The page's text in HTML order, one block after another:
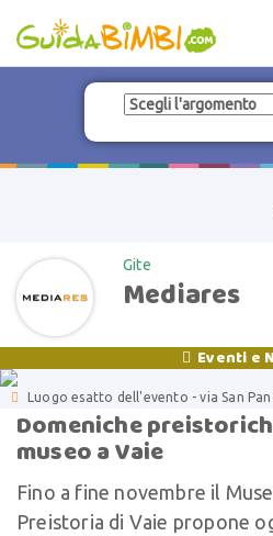
Gite
Mediares
 Eventi e
 Luogo esatto dell'evento - via San
Domeniche
museo a Vaie
Fino a fine novembre il
Preistoria di Vaie propone